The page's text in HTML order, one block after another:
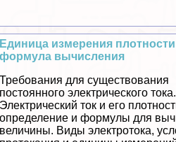
Единица измерения плотности
формула вычисления
Требования для существования
постоянного электрического тока.
Электрический ток и его
определение и формулы для
величины. Виды электротока,